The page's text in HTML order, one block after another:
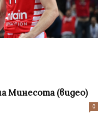
Минесота (видео)
0